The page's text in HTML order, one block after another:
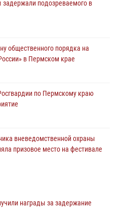
подозреваемого в
общественного порядка на
в Пермском крае
по Пермскому краю
вневедомственной охраны
призовое место на фестивале
награды за задержание